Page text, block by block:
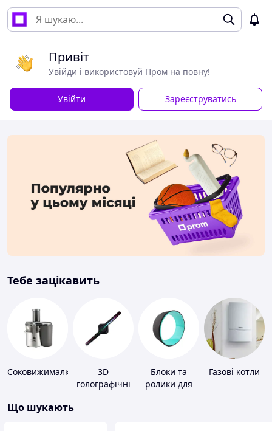
Привіт
Увійди і використовуй Пром на повну!
Увійти Зареєструватись
Тебе зацікавить
Соковижималки
3D
голографічні
Блоки та
ролики для
Газові котли
Що шукають